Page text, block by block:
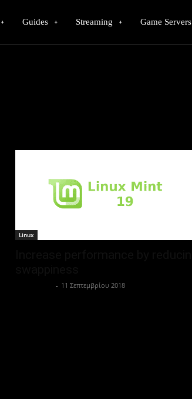
Guides Streaming Game Servers
Linux
- 11 Σεπτεμβρίου 2018